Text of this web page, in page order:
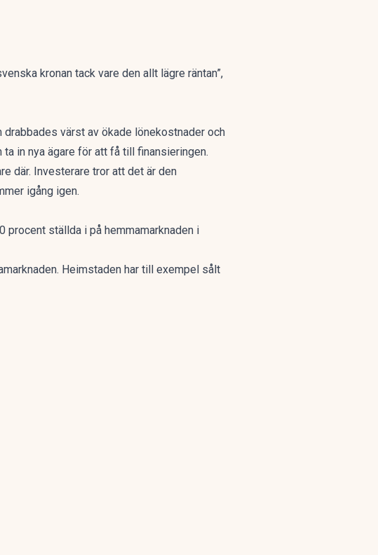
kronan tack vare den allt lägre räntan”,
värst av ökade lönekostnader och
in nya ägare för att få till finansieringen.
där. Investerare tror att det är den
igång igen.
ställda i på hemmamarknaden i
Heimstaden har till exempel sålt